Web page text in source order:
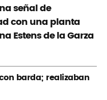
señal de
con una planta
Estens de la Garza
barda; realizaban